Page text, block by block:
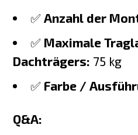
✅ Anzahl der
✅ Maximale
Dachträgers: 75 kg
✅ Farbe /
Q&A: